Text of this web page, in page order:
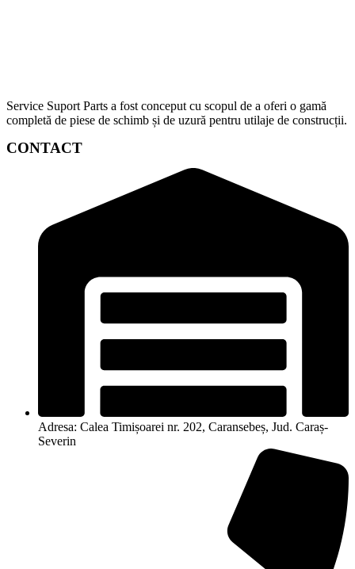
Service Suport Parts a fost conceput cu scopul de a oferi o gamă
completă de piese de schimb și de uzură pentru utilaje de construcții.
CONTACT
Adresa: Calea Timișoarei nr. 202, Caransebeș, Jud. Caraș-
Severin